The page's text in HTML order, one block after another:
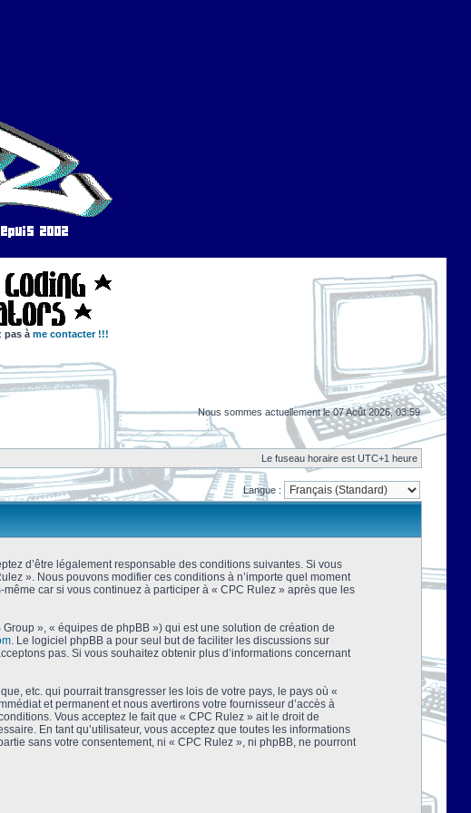
pas à me contacter !!!
Nous sommes actuellement le 07 Août 2026, 03:59
Le fuseau horaire est UTC+1 heure
Langue :
d’être légalement responsable des conditions suivantes. Si vous
». Nous pouvons modifier ces conditions à n’importe quel moment
car si vous continuez à participer à « CPC Rulez » après que les
», « équipes de phpBB ») qui est une solution de création de
. Le logiciel phpBB a pour seul but de faciliter les discussions sur
pas. Si vous souhaitez obtenir plus d’informations concernant
etc. qui pourrait transgresser les lois de votre pays, le pays où «
et permanent et nous avertirons votre fournisseur d’accès à
Vous acceptez le fait que « CPC Rulez » ait le droit de
En tant qu’utilisateur, vous acceptez que toutes les informations
sans votre consentement, ni « CPC Rulez », ni phpBB, ne pourront